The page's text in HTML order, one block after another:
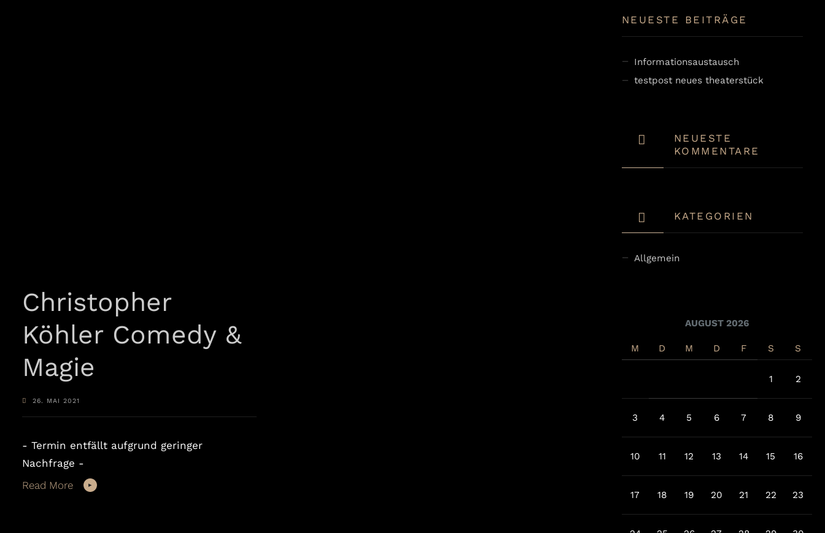
Christopher
Köhler Comedy &
Magie
26. MAI 2021
- Termin entfällt aufgrund geringer
Nachfrage -
Read More
NEUESTE BEITRÄGE
Informationsaustausch
testpost neues theaterstück
NEUESTE
KOMMENTARE
KATEGORIEN
Allgemein
AUGUST 2026
M D M D F S S
1 2
3 4 5 6 7 8 9
10 11 12 13 14 15 16
17 18 19 20 21 22 23